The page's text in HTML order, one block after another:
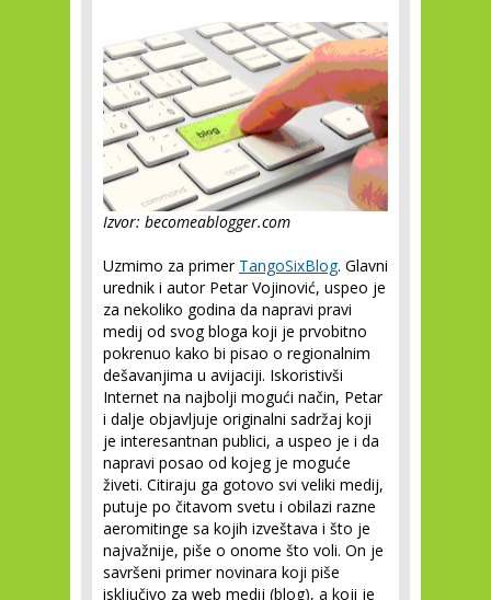
Izvor: becomeablogger.com
Uzmimo za primer TangoSixBlog. Glavni
urednik i autor Petar Vojinović, uspeo je
za nekoliko godina da napravi pravi
medij od svog bloga koji je prvobitno
pokrenuo kako bi pisao o regionalnim
dešavanjima u avijaciji. Iskoristivši
Internet na najbolji mogući način, Petar
i dalje objavljuje originalni sadržaj koji
je interesantnan publici, a uspeo je i da
napravi posao od kojeg je moguće
živeti. Citiraju ga gotovo svi veliki medij,
putuje po čitavom svetu i obilazi razne
aeromitinge sa kojih izveštava i što je
najvažnije, piše o onome što voli. On je
savršeni primer novinara koji piše
isključivo za web medij (blog), a koji je